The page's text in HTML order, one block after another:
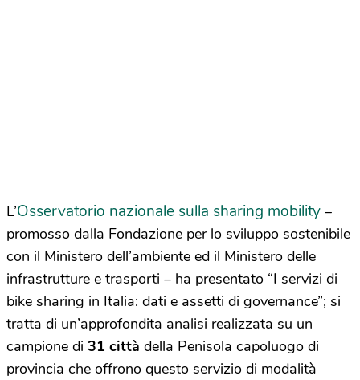
L’Osservatorio nazionale sulla sharing mobility –
promosso dalla Fondazione per lo sviluppo sostenibile
con il Ministero dell’ambiente ed il Ministero delle
infrastrutture e trasporti – ha presentato “I servizi di
bike sharing in Italia: dati e assetti di governance”; si
tratta di un’approfondita analisi realizzata su un
campione di 31 città della Penisola capoluogo di
provincia che offrono questo servizio di modalità